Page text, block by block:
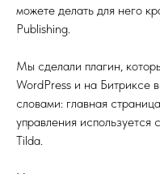
можете делать для него
Publishing.
Мы сделали плагин,
WordPress и на Битриксе
словами: главная
управления используется
Tilda.